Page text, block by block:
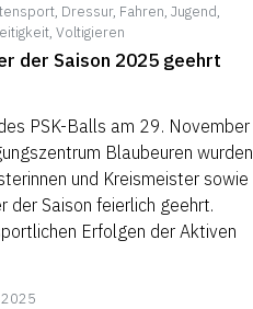
, Dressur, Fahren, Jugend,
, Voltigieren
der Saison 2025 geehrt
PSK-Balls am 29. November
Blaubeuren wurden
und Kreismeister sowie
der Saison feierlich geehrt.
Erfolgen der Aktiven